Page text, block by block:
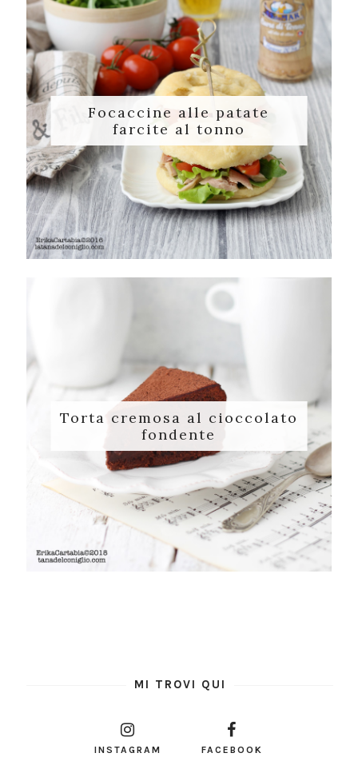
Focaccine alle patate
farcite al tonno
Torta cremosa al cioccolato
fondente
MI TROVI QUI
INSTAGRAM FACEBOOK